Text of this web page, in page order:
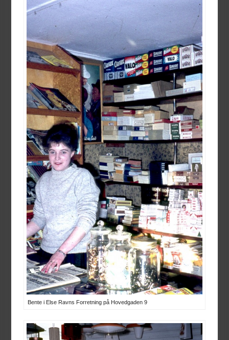
Bente i Else Ravns Forretning på Hovedgaden 9